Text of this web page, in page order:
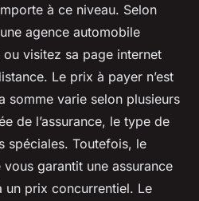
à ce niveau. Selon
agence automobile
visitez sa page internet
Le prix à payer n’est
somme varie selon plusieurs
de l’assurance, le type de
spéciales. Toutefois, le
garantit une assurance
un prix concurrentiel. Le